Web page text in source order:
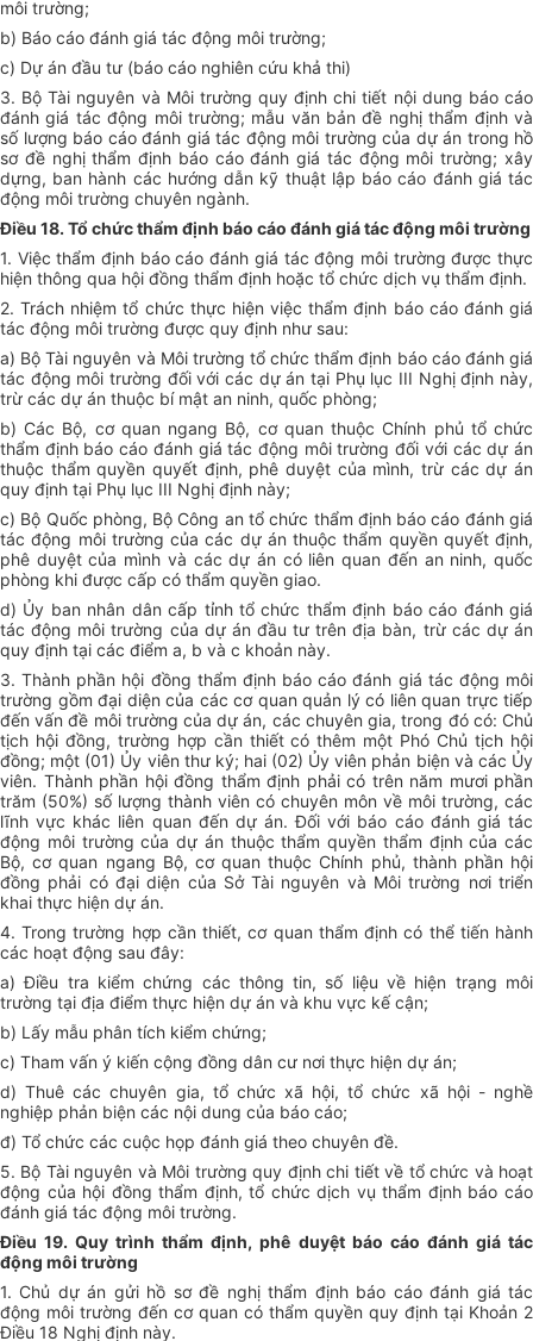
môi trường;
b) Báo cáo đánh giá tác động môi trường;
c) Dự án đầu tư (báo cáo nghiên cứu khả thi)
3. Bộ Tài nguyên và Môi trường quy định chi tiết nội dung báo cáo
đánh giá tác động môi trường; mẫu văn bản đề nghị thẩm định và
số lượng báo cáo đánh giá tác động môi trường của dự án trong hồ
sơ đề nghị thẩm định báo cáo đánh giá tác động môi trường; xây
dựng, ban hành các hướng dẫn kỹ thuật lập báo cáo đánh giá tác
động môi trường chuyên ngành.
Điều 18. Tổ chức thẩm định báo cáo đánh giá tác động môi trường
1. Việc thẩm định báo cáo đánh giá tác động môi trường được thực
hiện thông qua hội đồng thẩm định hoặc tổ chức dịch vụ thẩm định.
2. Trách nhiệm tổ chức thực hiện việc thẩm định báo cáo đánh giá
tác động môi trường được quy định như sau:
a) Bộ Tài nguyên và Môi trường tổ chức thẩm định báo cáo đánh giá
tác động môi trường đối với các dự án tại Phụ lục III Nghị định này,
trừ các dự án thuộc bí mật an ninh, quốc phòng;
b) Các Bộ, cơ quan ngang Bộ, cơ quan thuộc Chính phủ tổ chức
thẩm định báo cáo đánh giá tác động môi trường đối với các dự án
thuộc thẩm quyền quyết định, phê duyệt của mình, trừ các dự án
quy định tại Phụ lục III Nghị định này;
c) Bộ Quốc phòng, Bộ Công an tổ chức thẩm định báo cáo đánh giá
tác động môi trường của các dự án thuộc thẩm quyền quyết định,
phê duyệt của mình và các dự án có liên quan đến an ninh, quốc
phòng khi được cấp có thẩm quyền giao.
d) Ủy ban nhân dân cấp tỉnh tổ chức thẩm định báo cáo đánh giá
tác động môi trường của dự án đầu tư trên địa bàn, trừ các dự án
quy định tại các điểm a, b và c khoản này.
3. Thành phần hội đồng thẩm định báo cáo đánh giá tác động môi
trường gồm đại diện của các cơ quan quản lý có liên quan trực tiếp
đến vấn đề môi trường của dự án, các chuyên gia, trong đó có: Chủ
tịch hội đồng, trường hợp cần thiết có thêm một Phó Chủ tịch hội
đồng; một (01) Ủy viên thư ký; hai (02) Ủy viên phản biện và các Ủy
viên. Thành phần hội đồng thẩm định phải có trên năm mươi phần
trăm (50%) số lượng thành viên có chuyên môn về môi trường, các
lĩnh vực khác liên quan đến dự án. Đối với báo cáo đánh giá tác
động môi trường của dự án thuộc thẩm quyền thẩm định của các
Bộ, cơ quan ngang Bộ, cơ quan thuộc Chính phủ, thành phần hội
đồng phải có đại diện của Sở Tài nguyên và Môi trường nơi triển
khai thực hiện dự án.
4. Trong trường hợp cần thiết, cơ quan thẩm định có thể tiến hành
các hoạt động sau đây:
a) Điều tra kiểm chứng các thông tin, số liệu về hiện trạng môi
trường tại địa điểm thực hiện dự án và khu vực kế cận;
b) Lấy mẫu phân tích kiểm chứng;
c) Tham vấn ý kiến cộng đồng dân cư nơi thực hiện dự án;
d) Thuê các chuyên gia, tổ chức xã hội, tổ chức xã hội - nghề
nghiệp phản biện các nội dung của báo cáo;
đ) Tổ chức các cuộc họp đánh giá theo chuyên đề.
5. Bộ Tài nguyên và Môi trường quy định chi tiết về tổ chức và hoạt
động của hội đồng thẩm định, tổ chức dịch vụ thẩm định báo cáo
đánh giá tác động môi trường.
Điều 19. Quy trình thẩm định, phê duyệt báo cáo đánh giá tác
động môi trường
1. Chủ dự án gửi hồ sơ đề nghị thẩm định báo cáo đánh giá tác
động môi trường đến cơ quan có thẩm quyền quy định tại Khoản 2
Điều 18 Nghị định này.